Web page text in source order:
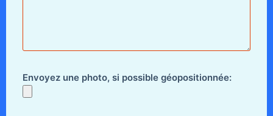
Envoyez une photo, si possible géopositionnée: